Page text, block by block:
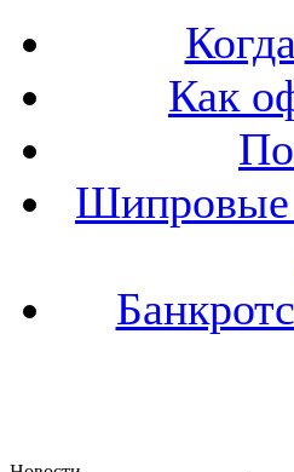
Как
Шипровые